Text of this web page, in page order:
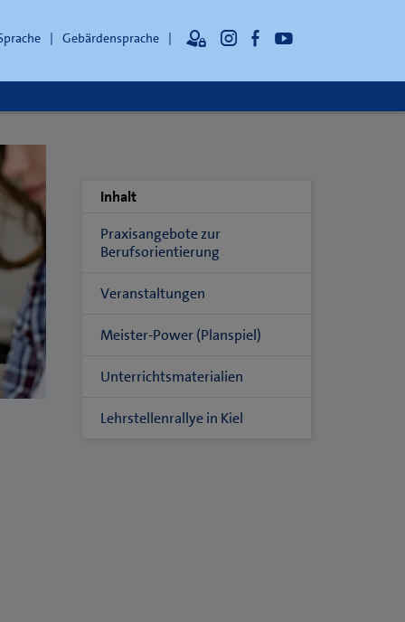
Gebärdensprache
Inhalt
Praxisangebote zur
Berufsorientierung
Veranstaltungen
Meister-Power (Planspiel)
Unterrichtsmaterialien
Lehrstellenrallye in Kiel